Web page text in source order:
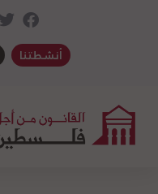
أنشطتنا